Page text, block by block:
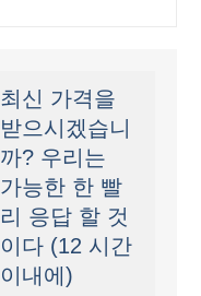
최신 가격을
받으시겠습니
까? 우리는
가능한 한 빨
리 응답 할 것
이다 (12 시간
이내에)